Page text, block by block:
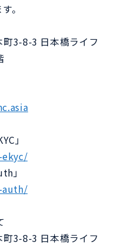
。
3-8-3 日本橋ライフ
」
」
3-8-3 日本橋ライフ